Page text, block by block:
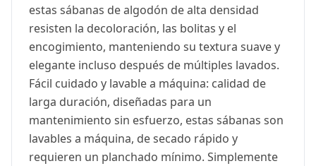
estas sábanas de algodón de alta densidad
resisten la decoloración, las bolitas y el
encogimiento, manteniendo su textura suave y
elegante incluso después de múltiples lavados.
Fácil cuidado y lavable a máquina: calidad de
larga duración, diseñadas para un
mantenimiento sin esfuerzo, estas sábanas son
lavables a máquina, de secado rápido y
requieren un planchado mínimo. Simplemente